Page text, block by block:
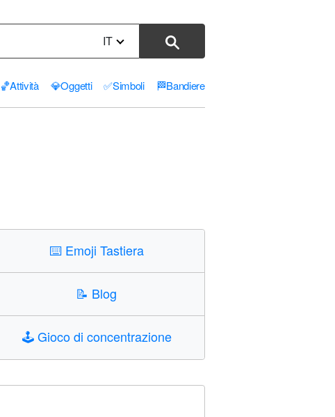
IT
🏀Attività 💎Oggetti ✅Simboli 🏁Bandiere
⌨️ Emoji Tastiera
📝 Blog
🕹️Gioco di concentrazione